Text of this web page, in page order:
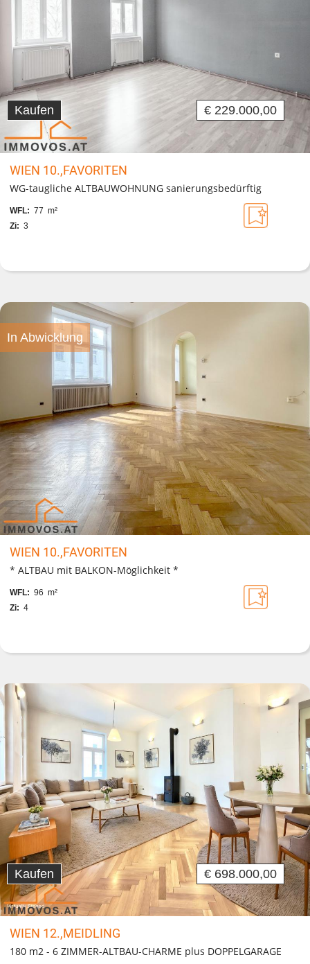
Kaufen € 229.000,00
WIEN 10.,FAVORITEN
WG-taugliche ALTBAUWOHNUNG sanierungsbedürftig
WFL: 77 m²
Zi: 3
In Abwicklung
WIEN 10.,FAVORITEN
* ALTBAU mit BALKON-Möglichkeit *
WFL: 96 m²
Zi: 4
Kaufen € 698.000,00
WIEN 12.,MEIDLING
180 m2 - 6 ZIMMER-ALTBAU-CHARME plus DOPPELGARAGE